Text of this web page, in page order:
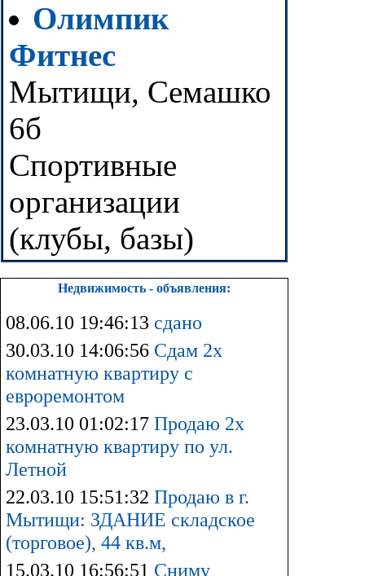
Олимпик
Фитнес
Мытищи, Семашко
6б
Спортивные
организации
(клубы, базы)
Недвижимость - объявления:
08.06.10 19:46:13 сдано
30.03.10 14:06:56 Сдам 2х
комнатную квартиру с
евроремонтом
23.03.10 01:02:17 Продаю 2х
комнатную квартиру по ул.
Летной
22.03.10 15:51:32 Продаю в г.
Мытищи: ЗДАНИЕ складское
(торговое), 44 кв.м,
15.03.10 16:56:51 Сниму